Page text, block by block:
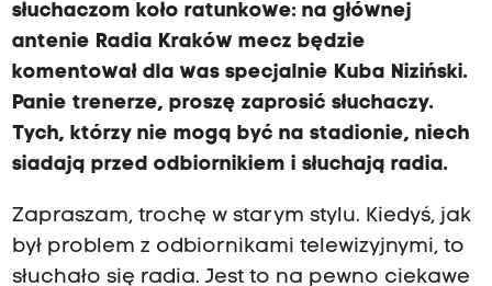
słuchaczom koło ratunkowe: na głównej
antenie Radia Kraków mecz będzie
komentował dla was specjalnie Kuba Niziński.
Panie trenerze, proszę zaprosić słuchaczy.
Tych, którzy nie mogą być na stadionie, niech
siadają przed odbiornikiem i słuchają radia.
Zapraszam, trochę w starym stylu. Kiedyś, jak
był problem z odbiornikami telewizyjnymi, to
słuchało się radia. Jest to na pewno ciekawe